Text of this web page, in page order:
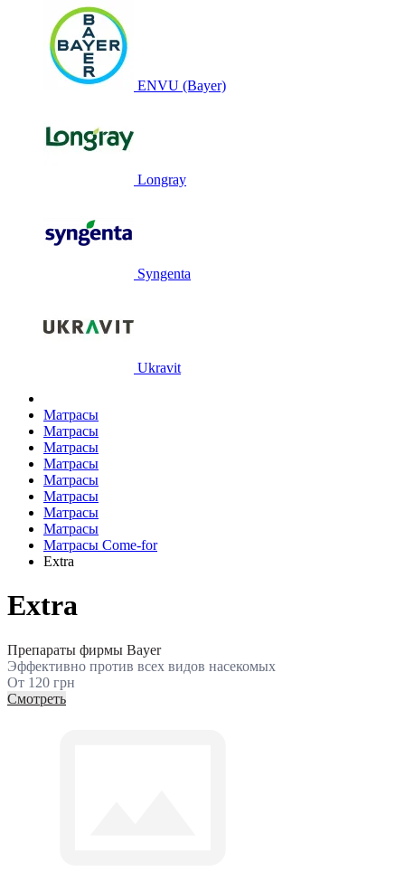
ENVU (Bayer)
Longray
Syngenta
Ukravit
Матрасы
Матрасы
Матрасы
Матрасы
Матрасы
Матрасы
Матрасы
Матрасы
Матрасы Сome-for
Extra
Extra
Препараты фирмы Bayer
Эффективно против всех видов насекомых
От 120 грн
Смотреть